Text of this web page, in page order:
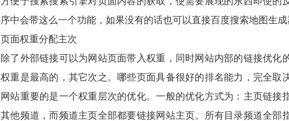
序中会带这么一个功能，如果没有的话也可以直接百度搜索地图生成
页面权重分配主次
除了外部链接可以为网站页面带入权重，同时网站内部的链接优化
权重是最高的，其它次之。哪些页面具备很好的排名能力，完全取
网站重要的是一个权重层次的优化。一般的优化方式为：主页链接
其他频道，而频道主页全部都要链接网站主页。所有目录频道全部